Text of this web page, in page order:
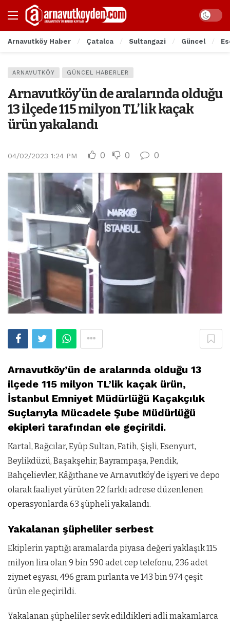
Arnavutköy Haber Çatalca Sultangazi Güncel
ARNAVUTKÖY GÜNCEL HABERLER
Arnavutköy’ün de aralarında olduğu
13 ilçede 115 milyon TL’lik kaçak
ürün yakalandı
04/02/2023 1:24 PM 0 0 0
Arnavutköy’ün de aralarında olduğu 13
ilçede 115 milyon TL’lik kaçak ürün,
İstanbul Emniyet Müdürlüğü Kaçakçılık
Suçlarıyla Mücadele Şube Müdürlüğü
ekipleri tarafından ele geçirildi.
Kartal, Bağcılar, Eyüp Sultan, Fatih, Şişli, Esenyurt,
Beylikdüzü, Başakşehir, Bayrampaşa, Pendik,
Bahçelievler, Kâğıthane ve Arnavutköy’de işyeri ve depo
olarak faaliyet yürüten 22 farklı adrese düzenlenen
operasyonlarda 63 şüpheli yakalandı.
Yakalanan şüpheliler serbest
Ekiplerin yaptığı aramalarda piyasa değeri yaklaşık 115
milyon lira olan 9 bin 590 adet cep telefonu, 236 adet
ziynet eşyası, 496 gram pırlanta ve 143 bin 974 çeşit
ürün ele geçirildi.
Yakalanan şüpheliler sevk edildikleri adli makamlarca